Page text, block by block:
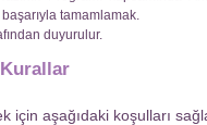
tamamlamak.
duyurulur.
aşağıdaki koşulları